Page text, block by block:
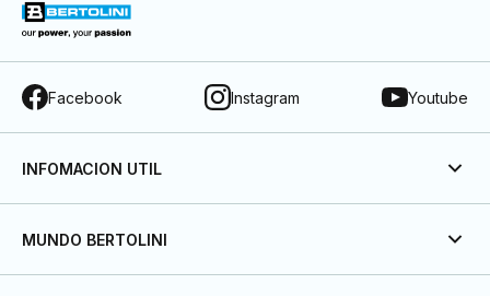
Facebook Instagram Youtube
INFOMACION UTIL
MUNDO BERTOLINI